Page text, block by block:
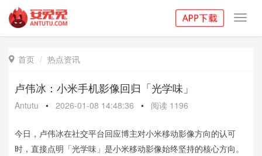
 首页 热点资讯
卢伟冰：小米手机影像回归「光学味」
Antutu • 2026-01-08 14:48:36 • 阅读 1196
今日，卢伟冰在社交平台回应博主对小米移动影像方向的认可
时，直接点明「光学味」是小米移动影像始终坚持的核心方向。